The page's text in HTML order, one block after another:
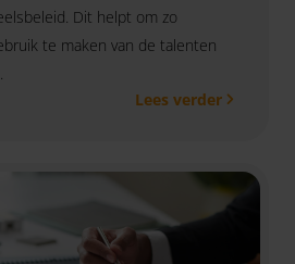
Dit helpt om zo
te maken van de talenten
Lees verder